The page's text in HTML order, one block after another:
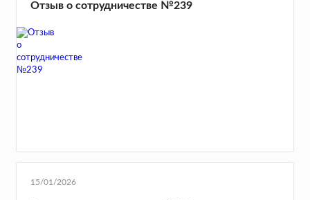
Отзыв о сотрудничестве №239
15/01/2026